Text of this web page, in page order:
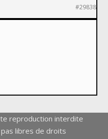
#29838
reproduction interdite
libres de droits